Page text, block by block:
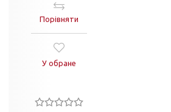
Порівняти
У обране